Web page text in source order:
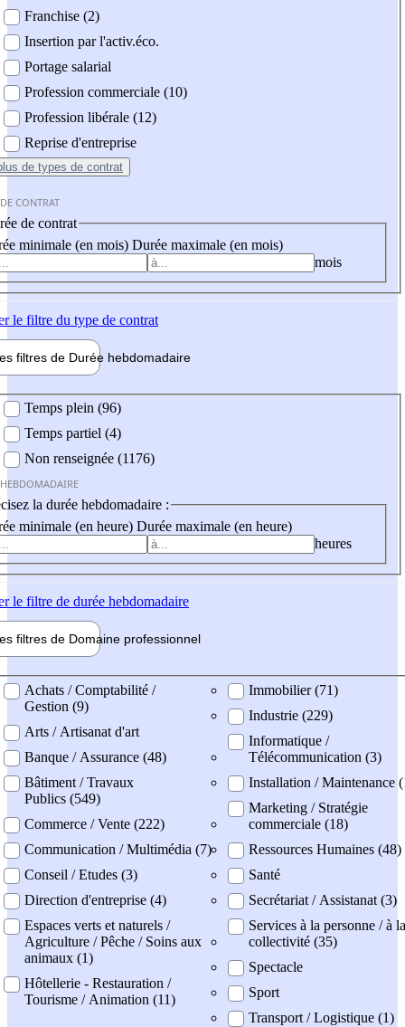
Franchise (2)
Insertion par l'activ.éco.
Portage salarial
Profession commerciale (10)
Profession libérale (12)
Reprise d'entreprise
de types de contrat
CONTRAT
de contrat
minimale (en mois) Durée maximale (en mois)
mois
le filtre du type de contrat
filtres de Durée hebdomadaire
Temps plein (96)
Temps partiel (4)
Non renseignée (1176)
la durée hebdomadaire :
minimale (en heure) Durée maximale (en heure)
heures
le filtre de durée hebdomadaire
filtres de Domaine professionnel
professionel
Achats / Comptabilité /
Gestion (9)
Arts / Artisanat d'art
Banque / Assurance (48)
Bâtiment / Travaux
Publics (549)
Commerce / Vente (222)
Communication / Multimédia (7)
Conseil / Etudes (3)
Direction d'entreprise (4)
Espaces verts et naturels /
Agriculture / Pêche / Soins aux
animaux (1)
Hôtellerie - Restauration /
Tourisme / Animation (11)
Immobilier (71)
Industrie (229)
Informatique /
Télécommunication (3)
Installation / Maintenance
Marketing / Stratégie
commerciale (18)
Ressources Humaines (48)
Santé
Secrétariat / Assistanat (3)
Services à la personne / à la
collectivité (35)
Spectacle
Sport
Transport / Logistique (1)